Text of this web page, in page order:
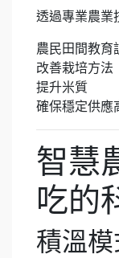
透過專業農業
農民田間教育
改善栽培方法
提升米質
確保穩定供應
智慧
吃的
積溫模